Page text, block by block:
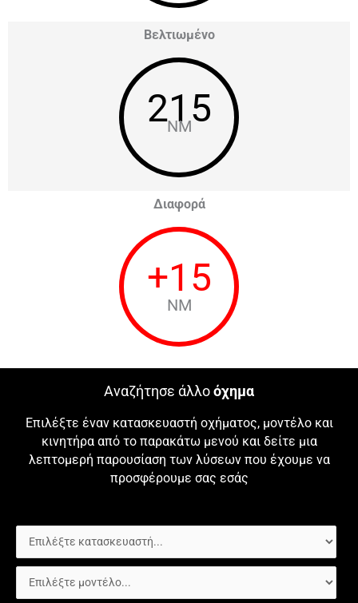
Βελτιωμένο
215
NM
Διαφορά
+15
NM
Αναζήτησε άλλοόχημα
Επιλέξτε έναν κατασκευαστή οχήματος, μοντέλο και
κινητήρα από το παρακάτω μενού και δείτε μια
λεπτομερή παρουσίαση των λύσεων που έχουμε να
προσφέρουμε σας εσάς